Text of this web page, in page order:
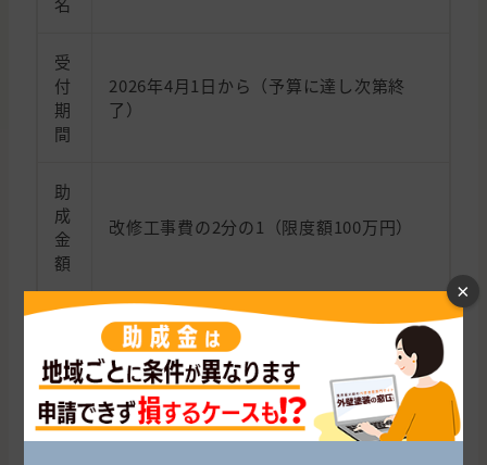
受
付
期
間
2026年4月1日から（予算に達し次第終
了）
助
成
金
額
改修工事費の2分の1（限度額100万円）
支
給
・かほく市空き家バンクに登録された物
件であること
・空き家バンクに登録された物件の購入
者または借家人であること（3親等以内の
親族間売買・賃貸は対象外）
・申請時において市税等の滞納がないこ
×